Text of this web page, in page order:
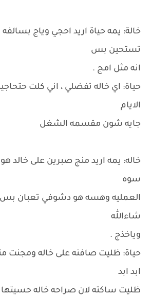
خالة: يمه حياة اريد احجي وياج
تستحين بس
انه مثل امج .
حياة: اي خاله تفضلي ، اني كلت
الايام
جايه شون مقسمه الشغل
خاله: يمه اريد منج صبرين على خالد
سوه
العمليه وهسه هو دشوفي تعبان
شاءالله
وياخذج .
حياة: ظليت صافنه على خاله ومجنت
ابد ابد
ظليت ساكته لان صراحه خاله